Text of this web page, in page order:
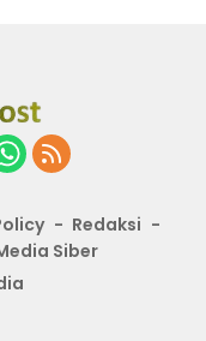
Redaksi
Siber